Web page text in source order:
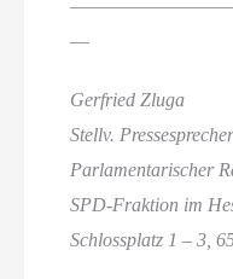
Gerfried Zluga
Stellv.
Parlamentarischer
SPD-Fraktion im
Schlossplatz 1 – 3,